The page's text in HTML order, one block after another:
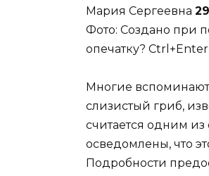
Мария Сергеевна
Фото: Создано при
опечатку? Ctrl+Enter
Многие
слизистый гриб,
считается одним
осведомлены, что
Подробности